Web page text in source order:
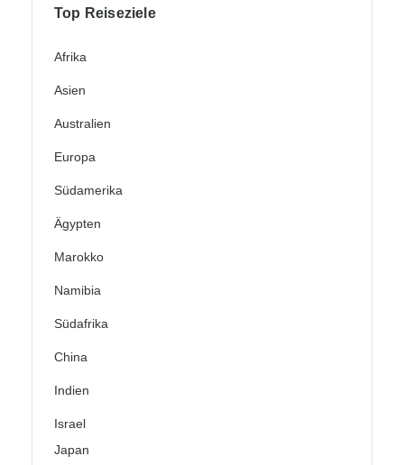
Top Reiseziele
Afrika
Asien
Australien
Europa
Südamerika
Ägypten
Marokko
Namibia
Südafrika
China
Indien
Israel
Japan